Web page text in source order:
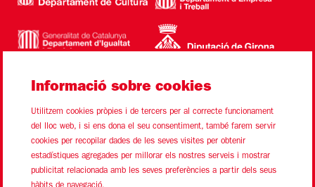
Sitemap Avís Legal Ús de Cookies Contacte
Informació sobre cookies
Utilitzem cookies pròpies i de tercers per al correcte funcionament
del lloc web, i si ens dona el seu consentiment, també farem servir
cookies per recopilar dades de les seves visites per obtenir
estadístiques agregades per millorar els nostres serveis i mostrar
publicitat relacionada amb les seves preferències a partir dels seus